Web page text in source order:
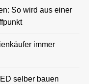
So wird aus einer
immer
selber bauen